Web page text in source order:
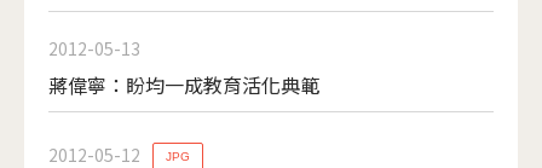
2012-05-13
蔣偉寧：盼均一成教育活化典範
2012-05-12 JPG